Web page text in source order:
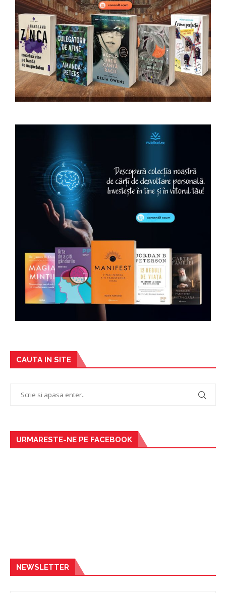
CAUTA IN SITE
URMARESTE-NE PE FACEBOOK
NEWSLETTER